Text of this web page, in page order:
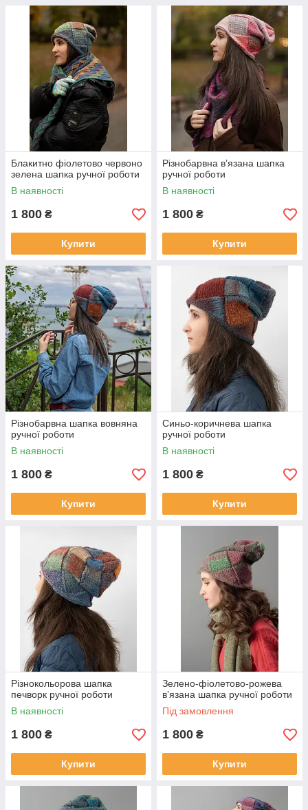
Блакитно фіолетово червоно
зелена шапка ручної роботи
В наявності
1 800 ₴
Купити
Різнобарвна вʼязана шапка
ручної роботи
В наявності
1 800 ₴
Купити
Різнобарвна шапка вовняна
ручної роботи
В наявності
1 800 ₴
Купити
Синьо-коричнева шапка
ручної роботи
В наявності
1 800 ₴
Купити
Різнокольорова шапка
печворк ручної роботи
В наявності
1 800 ₴
Купити
Зелено-фіолетово-рожева
вʼязана шапка ручної роботи
Під замовлення
1 800 ₴
Купити